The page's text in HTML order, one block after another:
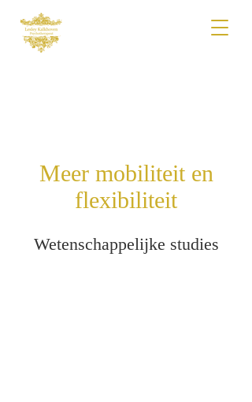
Meer mobiliteit en
flexibiliteit
Wetenschappelijke studies